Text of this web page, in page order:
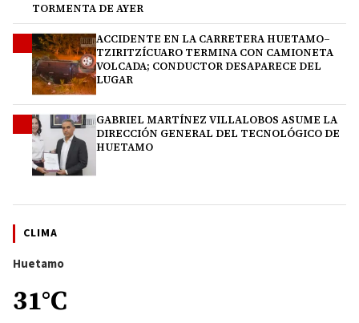
TORMENTA DE AYER
ACCIDENTE EN LA CARRETERA HUETAMO–
TZIRITZÍCUARO TERMINA CON CAMIONETA
VOLCADA; CONDUCTOR DESAPARECE DEL
LUGAR
GABRIEL MARTÍNEZ VILLALOBOS ASUME LA
DIRECCIÓN GENERAL DEL TECNOLÓGICO DE
HUETAMO
CLIMA
Huetamo
31°C